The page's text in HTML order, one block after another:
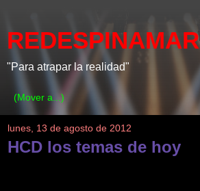
REDESPINAMAR
"Para atrapar la realidad"
lunes, 13 de agosto de 2012
HCD los temas de hoy